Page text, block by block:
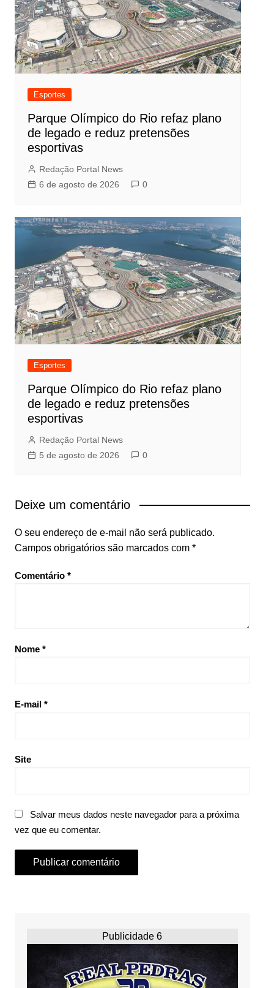
Esportes
Parque Olímpico do Rio refaz plano
de legado e reduz pretensões
esportivas
Redação Portal News
6 de agosto de 2026
0
Esportes
Parque Olímpico do Rio refaz plano
de legado e reduz pretensões
esportivas
Redação Portal News
5 de agosto de 2026
0
Deixe um comentário
O seu endereço de e-mail não será publicado.
Campos obrigatórios são marcados com *
Comentário *
Nome *
E-mail *
Site
Salvar meus dados neste navegador para a próxima
vez que eu comentar.
Publicidade 6